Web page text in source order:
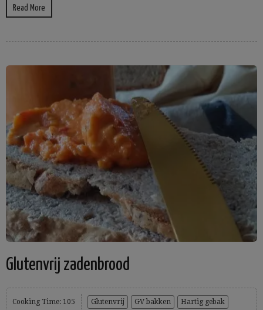
Read More
Glutenvrij zadenbrood
Cooking Time: 105 Glutenvrij GV bakken Hartig gebak